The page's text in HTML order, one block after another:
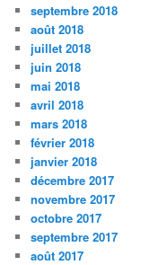
septembre 2018
août 2018
juillet 2018
juin 2018
mai 2018
avril 2018
mars 2018
février 2018
janvier 2018
décembre 2017
novembre 2017
octobre 2017
septembre 2017
août 2017